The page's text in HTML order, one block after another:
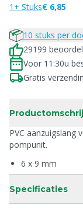
1+ Stuks€ 6,85
10 stuks per
29199
Voor 11:30u
Gratis
PVC aanzuigslang
pompunit.
6 x 9 mm
Specificaties